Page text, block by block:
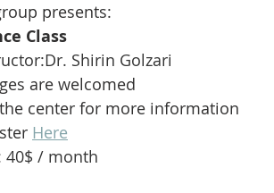
presents:
Class
Shirin Golzari
are welcomed
center for more information
Here
40$ / month